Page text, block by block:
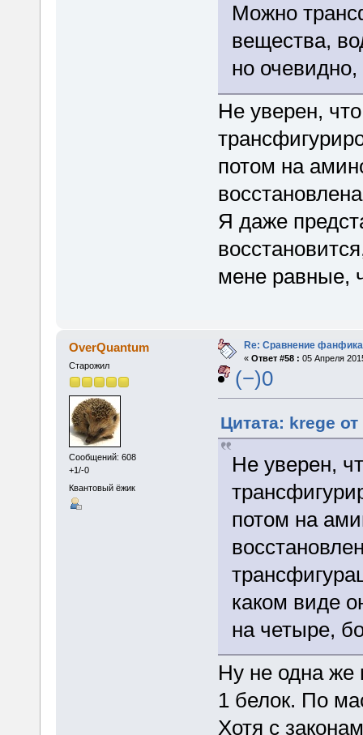
Можно
вещества,
но
Не уверен,
потом на
Я даже
мене равные,
OverQuantum
Старожил
Сообщений: 608
+1/-0
Квантовый ёжик
Re: Сравнение
« Ответ #58 : 05 Апреля
(−)0
Цитата: krege
Не уверен,
потом на
каком виде
на четыре,
Ну не одна же
1 белок. По
Хотя с